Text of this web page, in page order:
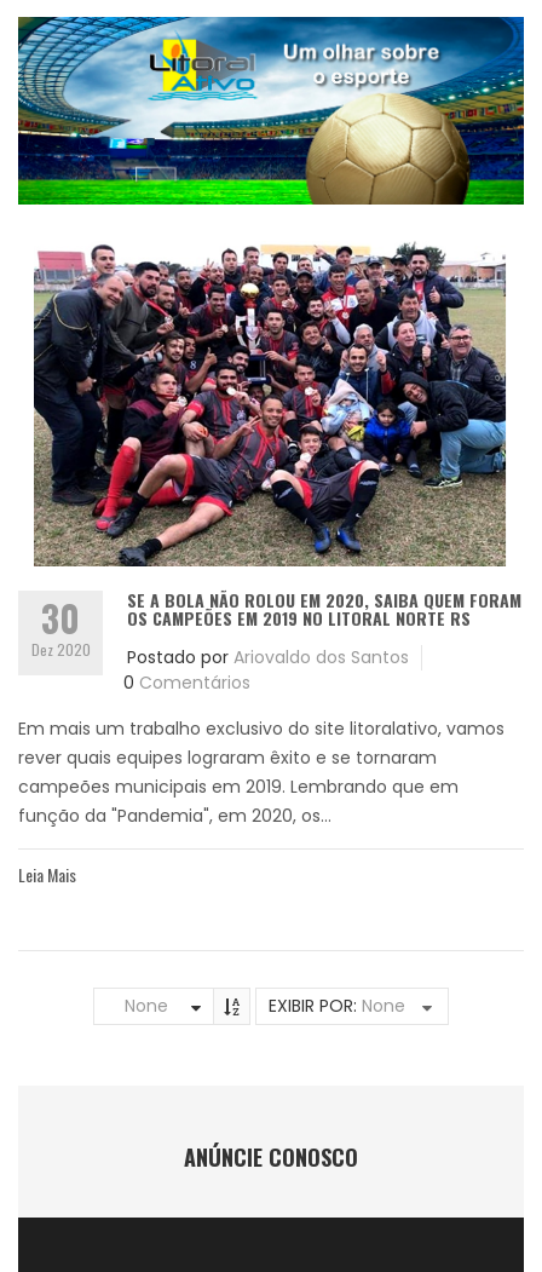
30
Dez 2020
SE A BOLA NÃO ROLOU EM 2020, SAIBA QUEM FORAM
OS CAMPEÕES EM 2019 NO LITORAL NORTE RS
Postado por Ariovaldo dos Santos
0 Comentários
Em mais um trabalho exclusivo do site litoralativo, vamos
rever quais equipes lograram êxito e se tornaram
campeões municipais em 2019. Lembrando que em
função da "Pandemia", em 2020, os...
Leia Mais
None EXIBIR POR: None
ANÚNCIE CONOSCO